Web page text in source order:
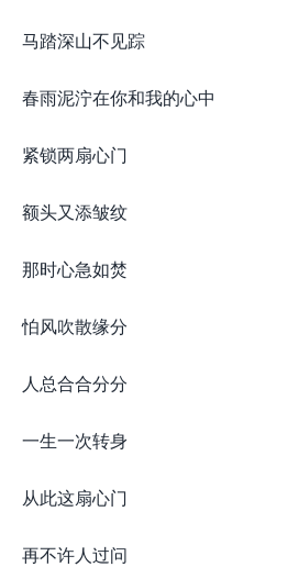
马踏深山不见踪
春雨泥泞在你和我的心中
紧锁两扇心门
额头又添皱纹
那时心急如焚
怕风吹散缘分
人总合合分分
一生一次转身
从此这扇心门
再不许人过问